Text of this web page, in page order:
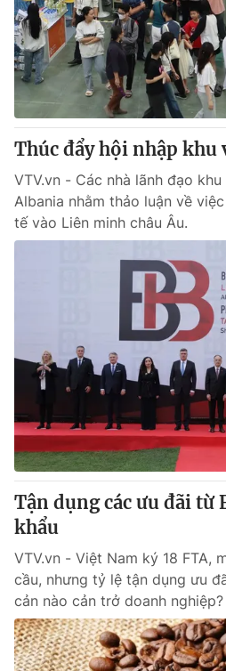
Thúc đẩy hội nhập khu
VTV.vn - Các nhà lãnh đạo
Albania nhằm thảo luận về
tế vào Liên minh châu Âu.
Tận dụng các ưu đãi từ
khẩu
VTV.vn - Việt Nam ký 18 FTA,
cầu, nhưng tỷ lệ tận dụng ưu
cản nào cản trở doanh nghiệp?